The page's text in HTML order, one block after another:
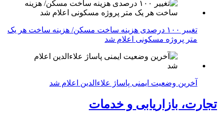
تغییر ۱۰۰ درصدی هزینه ساخت مسکن/ هزینه ساخت هر یک
متر پروژه مسکونی اعلام شد
آخرین وضعیت ایمنی پاساژ علاءالدین اعلام شد
تجارت، بازاریابی و خدمات